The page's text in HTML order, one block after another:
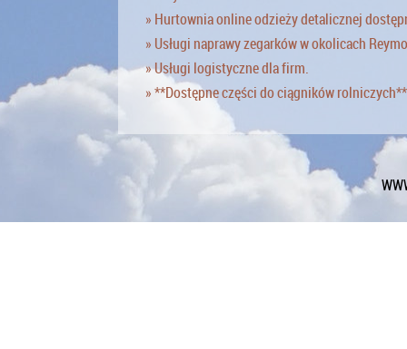
» Hurtownia online odzieży detalicznej
» Usługi naprawy zegarków w okolicach
» Usługi logistyczne dla firm.
» **Dostępne części do ciągników rolniczych**